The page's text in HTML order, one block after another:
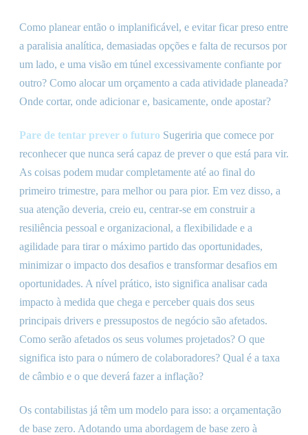
Como planear então o implanificável, e evitar ficar preso entre
a paralisia analítica, demasiadas opções e falta de recursos por
um lado, e uma visão em túnel excessivamente confiante por
outro? Como alocar um orçamento a cada atividade planeada?
Onde cortar, onde adicionar e, basicamente, onde apostar?
Pare de tentar prever o futuro Sugeriria que comece por
reconhecer que nunca será capaz de prever o que está para vir.
As coisas podem mudar completamente até ao final do
primeiro trimestre, para melhor ou para pior. Em vez disso, a
sua atenção deveria, creio eu, centrar-se em construir a
resiliência pessoal e organizacional, a flexibilidade e a
agilidade para tirar o máximo partido das oportunidades,
minimizar o impacto dos desafios e transformar desafios em
oportunidades. A nível prático, isto significa analisar cada
impacto à medida que chega e perceber quais dos seus
principais drivers e pressupostos de negócio são afetados.
Como serão afetados os seus volumes projetados? O que
significa isto para o número de colaboradores? Qual é a taxa
de câmbio e o que deverá fazer a inflação?
Os contabilistas já têm um modelo para isso: a orçamentação
de base zero. Adotando uma abordagem de base zero à